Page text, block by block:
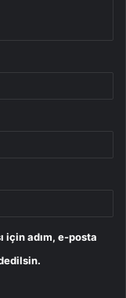
için adım, e-posta